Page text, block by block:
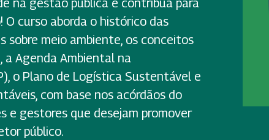
na gestão pública e contribua para
curso aborda o histórico das
sobre meio ambiente, os conceitos
a Agenda Ambiental na
o Plano de Logística Sustentável e
com base nos acórdãos do
e gestores que desejam promover
público.